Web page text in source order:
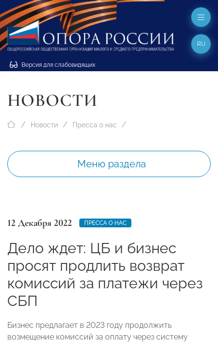
Версия для слабовидящих
RU
НОВОСТИ
Новости Пресса о нас
Меню раздела
12 Декабря 2022 ПРЕССА О НАС
Дело ждет: ЦБ и бизнес
просят продлить возврат
комиссий за платежи через
СБП
Бизнес предлагает в 2023 году продолжить
возмещение комиссий за оплату через систему